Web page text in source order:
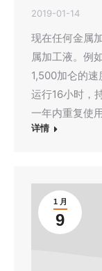
2019-01-14
现在任何金属
属加工液。例
1,500加仑的
运行16小时，
一年内重复使
详情
1 月
9